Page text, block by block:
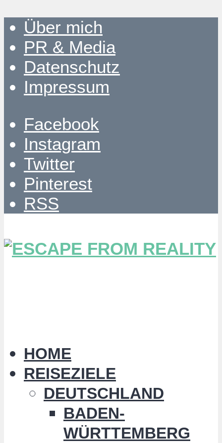
Über mich
PR & Media
Datenschutz
Impressum
Facebook
Instagram
Twitter
Pinterest
RSS
HOME
REISEZIELE
DEUTSCHLAND
BADEN-
WÜRTTEMBERG